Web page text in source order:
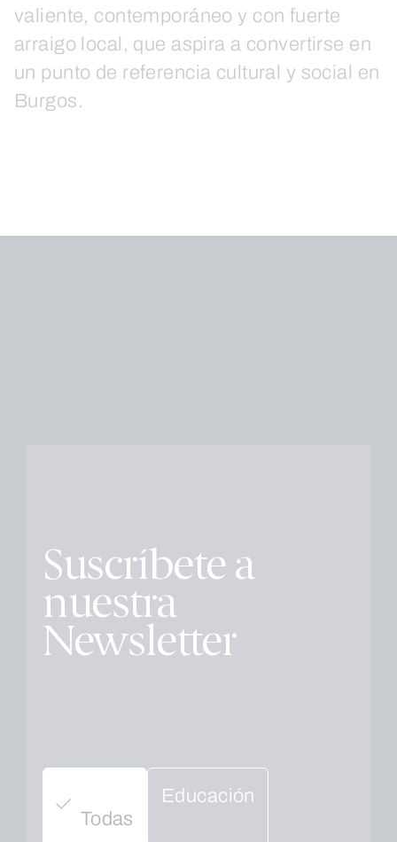
valiente, contemporáneo y con fuerte
arraigo local, que aspira a convertirse en
un punto de referencia cultural y social en
Burgos.
Suscríbete a
nuestra
Newsletter
Todas
Educación